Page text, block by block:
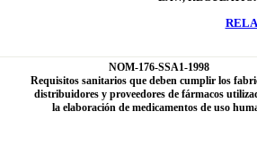
NOM-176-SSA1-1998
Requisitos sanitarios que deben cumplir los
distribuidores y proveedores de fármacos
la elaboración de medicamentos de uso